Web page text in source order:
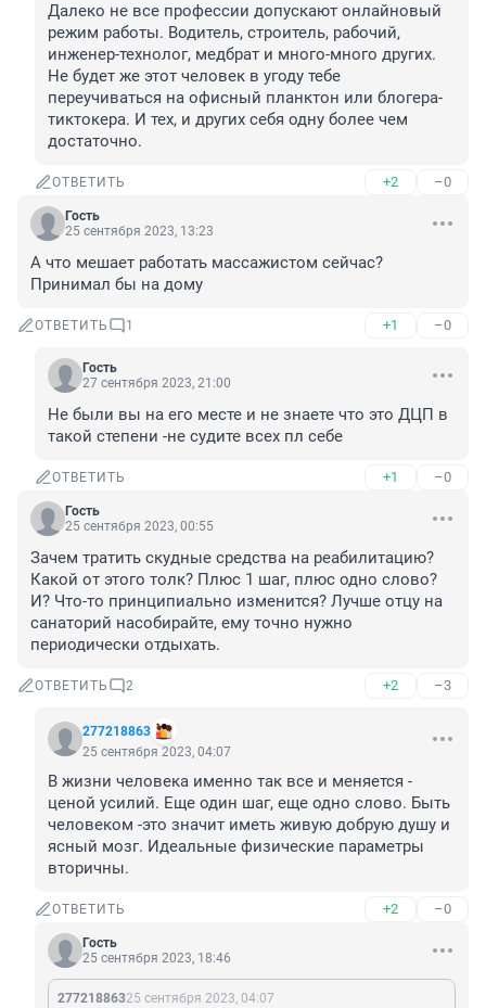
Далеко не все профессии допускают онлайновый
режим работы. Водитель, строитель, рабочий,
инженер-технолог, медбрат и много-много других.
Не будет же этот человек в угоду тебе
переучиваться на офисный планктон или блогера-
тиктокера. И тех, и других себя одну более чем
достаточно.
ОТВЕТИТЬ +2 –0
Гость
25 сентября 2023, 13:23
А что мешает работать массажистом сейчас?
Принимал бы на дому
ОТВЕТИТЬ 1 +1 –0
Гость
27 сентября 2023, 21:00
Не были вы на его месте и не знаете что это ДЦП в
такой степени -не судите всех пл себе
ОТВЕТИТЬ +1 –0
Гость
25 сентября 2023, 00:55
Зачем тратить скудные средства на реабилитацию?
Какой от этого толк? Плюс 1 шаг, плюс одно слово?
И? Что-то принципиально изменится? Лучше отцу на
санаторий насобирайте, ему точно нужно
периодически отдыхать.
ОТВЕТИТЬ 2 +2 –3
277218863
25 сентября 2023, 04:07
В жизни человека именно так все и меняется -
ценой усилий. Еще один шаг, еще одно слово. Быть
человеком -это значит иметь живую добрую душу и
ясный мозг. Идеальные физические параметры
вторичны.
ОТВЕТИТЬ +2 –0
Гость
25 сентября 2023, 18:46
27721886325 сентября 2023, 04:07